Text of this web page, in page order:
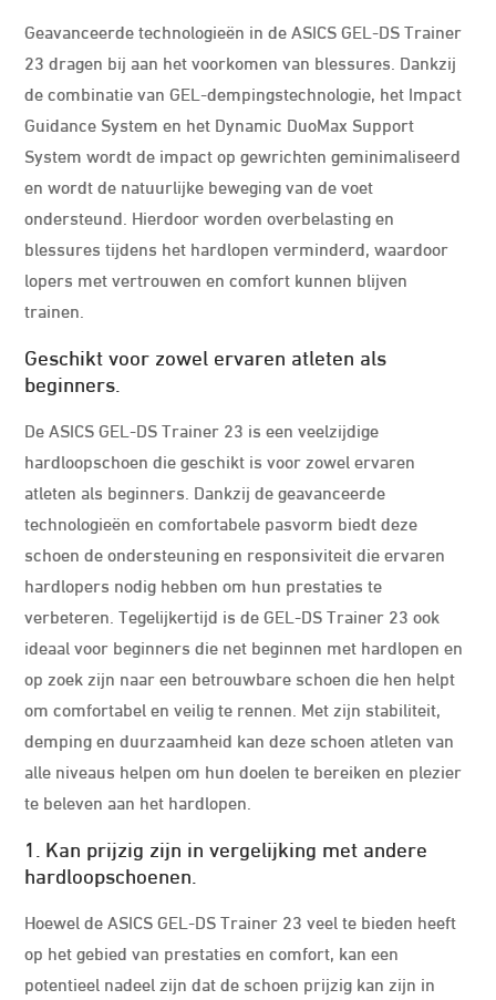
Geavanceerde technologieën in de ASICS GEL-DS Trainer
23 dragen bij aan het voorkomen van blessures. Dankzij
de combinatie van GEL-dempingstechnologie, het Impact
Guidance System en het Dynamic DuoMax Support
System wordt de impact op gewrichten geminimaliseerd
en wordt de natuurlijke beweging van de voet
ondersteund. Hierdoor worden overbelasting en
blessures tijdens het hardlopen verminderd, waardoor
lopers met vertrouwen en comfort kunnen blijven
trainen.
Geschikt voor zowel ervaren atleten als
beginners.
De ASICS GEL-DS Trainer 23 is een veelzijdige
hardloopschoen die geschikt is voor zowel ervaren
atleten als beginners. Dankzij de geavanceerde
technologieën en comfortabele pasvorm biedt deze
schoen de ondersteuning en responsiviteit die ervaren
hardlopers nodig hebben om hun prestaties te
verbeteren. Tegelijkertijd is de GEL-DS Trainer 23 ook
ideaal voor beginners die net beginnen met hardlopen en
op zoek zijn naar een betrouwbare schoen die hen helpt
om comfortabel en veilig te rennen. Met zijn stabiliteit,
demping en duurzaamheid kan deze schoen atleten van
alle niveaus helpen om hun doelen te bereiken en plezier
te beleven aan het hardlopen.
1. Kan prijzig zijn in vergelijking met andere
hardloopschoenen.
Hoewel de ASICS GEL-DS Trainer 23 veel te bieden heeft
op het gebied van prestaties en comfort, kan een
potentieel nadeel zijn dat de schoen prijzig kan zijn in